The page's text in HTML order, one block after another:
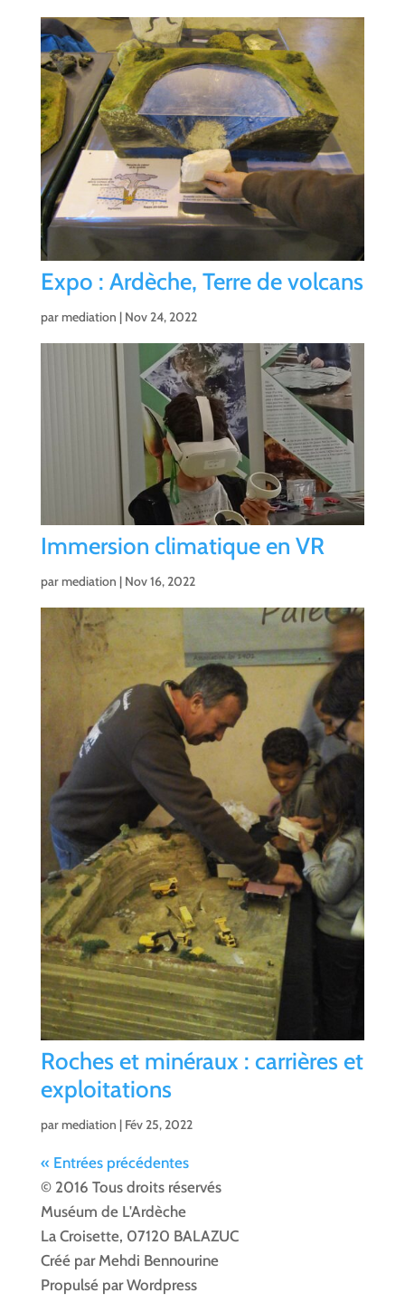
Expo : Ardèche, Terre de volcans
parmediation | Nov 24, 2022
Immersion climatique en VR
parmediation | Nov 16, 2022
Roches et minéraux : carrières et
exploitations
parmediation | Fév 25, 2022
« Entrées précédentes
© 2016 Tous droits réservés
Muséum de L'Ardèche
La Croisette, 07120 BALAZUC
Créé par Mehdi Bennourine
Propulsé par Wordpress